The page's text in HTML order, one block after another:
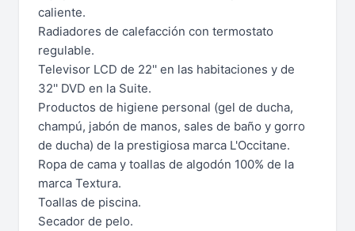
caliente.
Radiadores de calefacción con termostato
regulable.
Televisor LCD de 22'' en las habitaciones y de
32'' DVD en la Suite.
Productos de higiene personal (gel de ducha,
champú, jabón de manos, sales de baño y gorro
de ducha) de la prestigiosa marca L'Occitane.
Ropa de cama y toallas de algodón 100% de la
marca Textura.
Toallas de piscina.
Secador de pelo.